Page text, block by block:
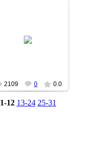
2014-09-25
2109 0 0.0
1-12 13-24 25-31